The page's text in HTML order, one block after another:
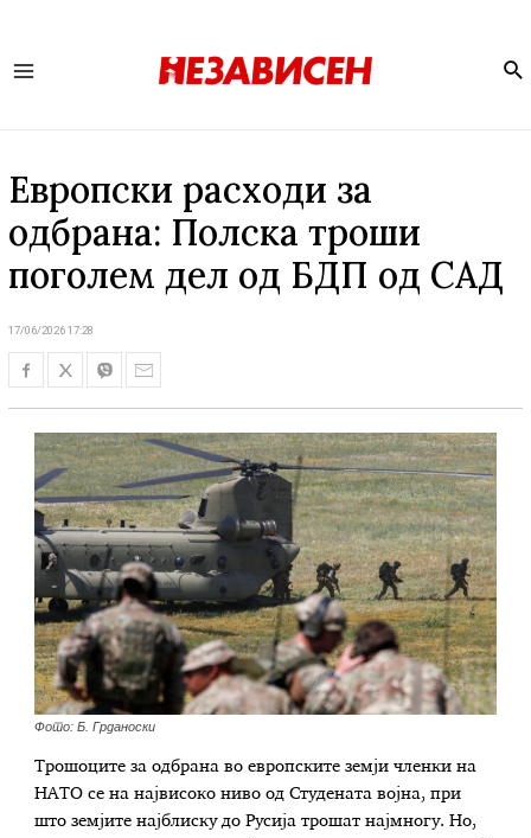
Европски расходи за
одбрана: Полска троши
поголем дел од БДП од САД
17/06/2026 17:28
Фото: Б. Грданоски
Трошоците за одбрана во европските земји членки на
НАТО се на највисоко ниво од Студената војна, при
што земјите најблиску до Русија трошат најмногу. Но,